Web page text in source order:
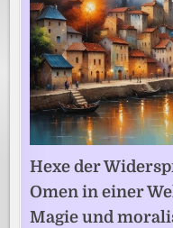
Hexe der
Omen in einer
Magie und